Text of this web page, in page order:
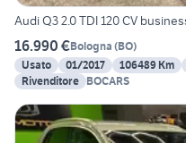
Audi Q3 2.0 TDI 120 CV
16.990 €Bologna (BO)
Usato
01/2017 106489 Km
Rivenditore BOCARS